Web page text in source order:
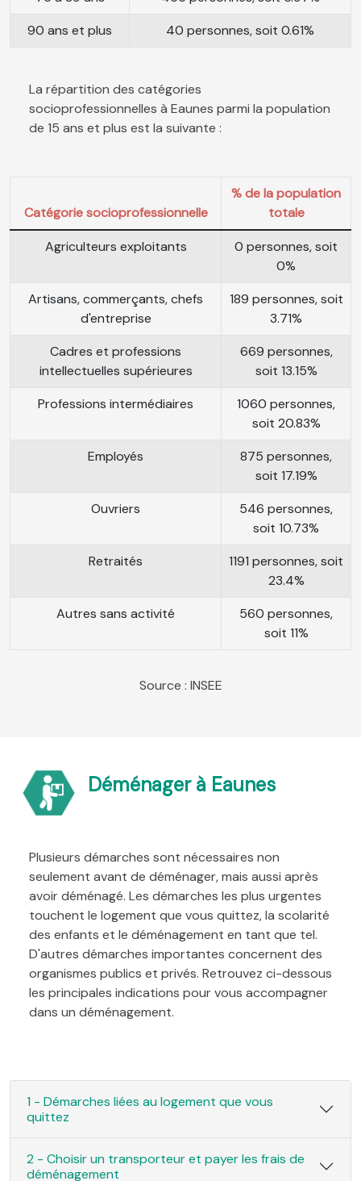
90 ans et plus
40 personnes, soit 0.61%
La répartition des catégories
socioprofessionnelles à Eaunes parmi la population
de 15 ans et plus est la suivante :
Catégorie socioprofessionnelle
% de la population
totale
Agriculteurs exploitants
0 personnes, soit
0%
Artisans, commerçants, chefs
d'entreprise
189 personnes, soit
3.71%
Cadres et professions
intellectuelles supérieures
669 personnes,
soit 13.15%
Professions intermédiaires
1060 personnes,
soit 20.83%
Employés
875 personnes,
soit 17.19%
Ouvriers
546 personnes,
soit 10.73%
Retraités
1191 personnes, soit
23.4%
Autres sans activité
560 personnes,
soit 11%
Source : INSEE
Déménager à Eaunes
Plusieurs démarches sont nécessaires non
seulement avant de déménager, mais aussi après
avoir déménagé. Les démarches les plus urgentes
touchent le logement que vous quittez, la scolarité
des enfants et le déménagement en tant que tel.
D'autres démarches importantes concernent des
organismes publics et privés. Retrouvez ci-dessous
les principales indications pour vous accompagner
dans un déménagement.
1 - Démarches liées au logement que vous
quittez
2 - Choisir un transporteur et payer les frais de
déménagement